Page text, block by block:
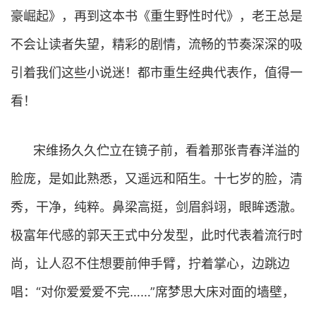
豪崛起》，再到这本书《重生野性时代》，老王总是
不会让读者失望，精彩的剧情，流畅的节奏深深的吸
引着我们这些小说迷！都市重生经典代表作，值得一
看！
宋维扬久久伫立在镜子前，看着那张青春洋溢的
脸庞，是如此熟悉，又遥远和陌生。十七岁的脸，清
秀，干净，纯粹。鼻梁高挺，剑眉斜翊，眼眸透澈。
极富年代感的郭天王式中分发型，此时代表着流行时
尚，让人忍不住想要前伸手臂，拧着掌心，边跳边
唱：“对你爱爱爱不完……”席梦思大床对面的墙壁，